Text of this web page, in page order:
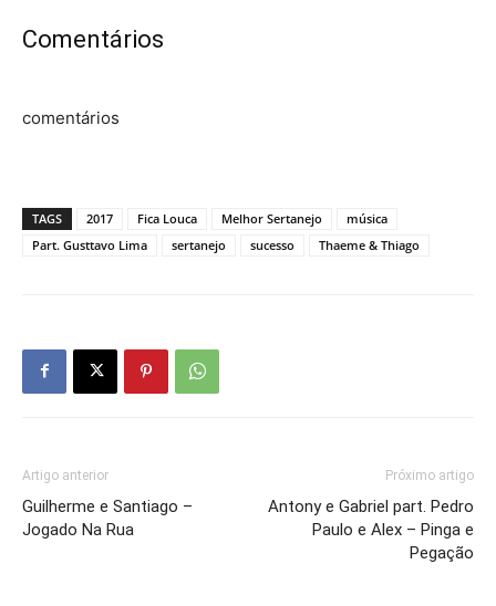
Comentários
comentários
TAGS 2017 Fica Louca Melhor Sertanejo
música
Part. Gusttavo Lima
sertanejo sucesso Thaeme & Thiago
Artigo anterior
Guilherme e Santiago –
Jogado Na Rua
Próximo artigo
Antony e Gabriel part. Pedro
Paulo e Alex – Pinga e
Pegação